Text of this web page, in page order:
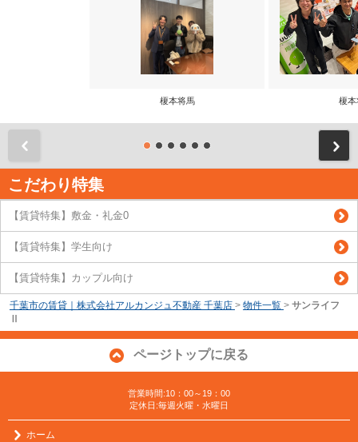
榎本将馬 榎本
こだわり特集
【賃貸特集】敷金・礼金0
【賃貸特集】学生向け
【賃貸特集】カップル向け
千葉市の賃貸｜株式会社アルカンジュ不動産 千葉店 > 物件一覧 > サンライフ
ページトップに戻る
営業時間:10：00～19：00
定休日:毎週火曜・水曜日
ホーム